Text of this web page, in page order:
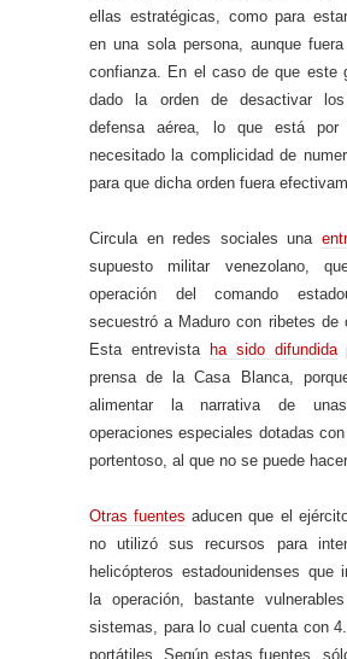
ellas estratégicas, como para
en una sola persona, aunque
confianza. En el caso de que este
dado la orden de desactivar
defensa aérea, lo que está por
necesitado la complicidad de
para que dicha orden fuera
Circula en redes sociales una
supuesto militar venezolano,
operación del comando
secuestró a Maduro con ribetes de
Esta entrevista ha sido difundida
prensa de la Casa Blanca,
alimentar la narrativa de
operaciones especiales dotadas
portentoso, al que no se puede
Otras fuentes aducen que el
no utilizó sus recursos para
helicópteros estadounidenses que
la operación, bastante
sistemas, para lo cual cuenta con
portátiles. Según estas fuentes,